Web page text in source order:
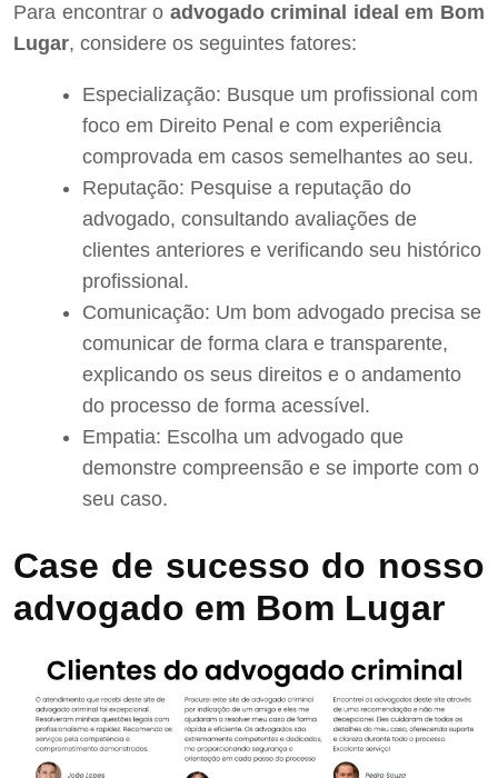
Para encontrar o advogado criminal ideal em Bom
Lugar, considere os seguintes fatores:
Especialização: Busque um profissional com
foco em Direito Penal e com experiência
comprovada em casos semelhantes ao seu.
Reputação: Pesquise a reputação do
advogado, consultando avaliações de
clientes anteriores e verificando seu histórico
profissional.
Comunicação: Um bom advogado precisa se
comunicar de forma clara e transparente,
explicando os seus direitos e o andamento
do processo de forma acessível.
Empatia: Escolha um advogado que
demonstre compreensão e se importe com o
seu caso.
Case de sucesso do nosso
advogado em Bom Lugar